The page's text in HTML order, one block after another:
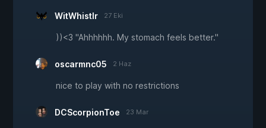
WitWhistlr 27 Eki
))<3 "Ahhhhhh. My stomach feels better."
oscarmnc05 2 Haz
nice to play with no restrictions
DCScorpionToe 23 Mar